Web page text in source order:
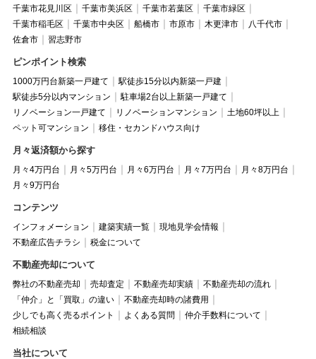
千葉市花見川区 千葉市美浜区 千葉市若葉区
千葉市緑区
千葉市稲毛区
千葉市中央区 船橋市 市原市 木更津市
八千代市
佐倉市
習志野市
ピンポイント検索
1000万円台新築一戸建て
駅徒歩15分以内新築一戸建
駅徒歩5分以内マンション
駐車場2台以上新築一戸建て
リノベーション一戸建て
リノベーションマンション
土地60坪以上
ペット可マンション
移住・セカンドハウス向け
月々返済額から探す
月々4万円台 月々5万円台 月々6万円台 月々7万円台
月々8万円台
月々9万円台
コンテンツ
インフォメーション 建築実績一覧
現地見学会情報
不動産広告チラシ
税金について
不動産売却について
弊社の不動産売却 売却査定 不動産売却実績
不動産売却の流れ
「仲介」と「買取」の違い
不動産売却時の諸費用
少しでも高く売るポイント
よくある質問
仲介手数料について
相続相談
当社について